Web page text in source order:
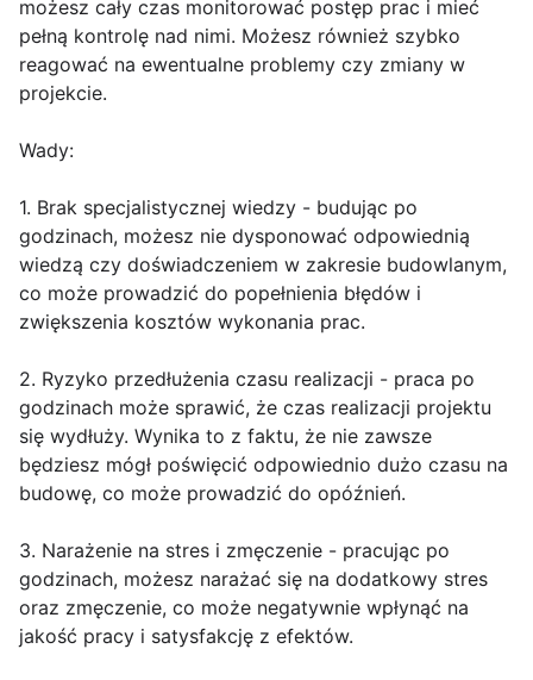
możesz cały czas monitorować postęp prac i mieć
pełną kontrolę nad nimi. Możesz również szybko
reagować na ewentualne problemy czy zmiany w
projekcie.
Wady:
1. Brak specjalistycznej wiedzy - budując po
godzinach, możesz nie dysponować odpowiednią
wiedzą czy doświadczeniem w zakresie budowlanym,
co może prowadzić do popełnienia błędów i
zwiększenia kosztów wykonania prac.
2. Ryzyko przedłużenia czasu realizacji - praca po
godzinach może sprawić, że czas realizacji projektu
się wydłuży. Wynika to z faktu, że nie zawsze
będziesz mógł poświęcić odpowiednio dużo czasu na
budowę, co może prowadzić do opóźnień.
3. Narażenie na stres i zmęczenie - pracując po
godzinach, możesz narażać się na dodatkowy stres
oraz zmęczenie, co może negatywnie wpłynąć na
jakość pracy i satysfakcję z efektów.